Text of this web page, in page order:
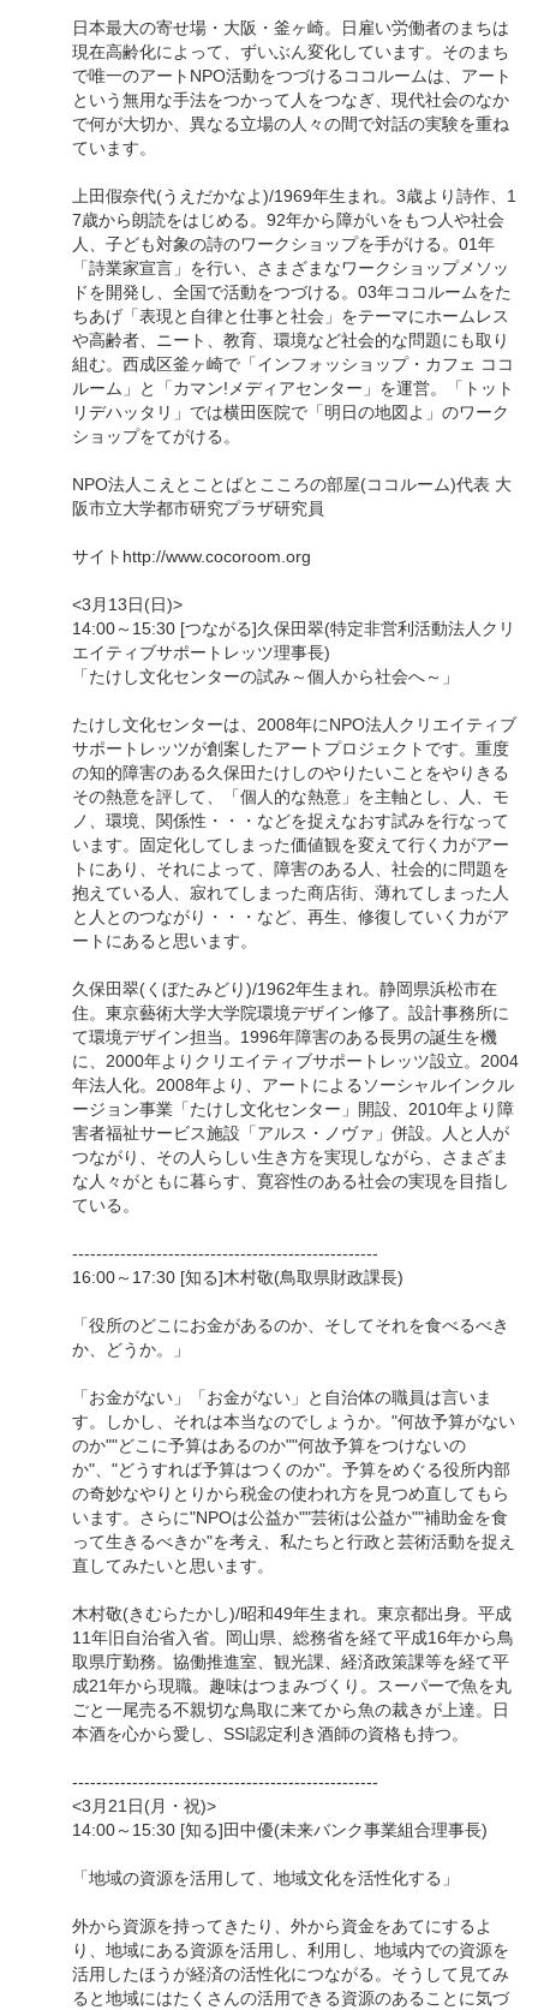
日本最大の寄せ場・大阪・釜ヶ崎。日雇い労働者のまちは
現在高齢化によって、ずいぶん変化しています。そのまち
で唯一のアートNPO活動をつづけるココルームは、アート
という無用な手法をつかって人をつなぎ、現代社会のなか
で何が大切か、異なる立場の人々の間で対話の実験を重ね
ています。
上田假奈代(うえだかなよ)/1969年生まれ。3歳より詩作、1
7歳から朗読をはじめる。92年から障がいをもつ人や社会
人、子ども対象の詩のワークショップを手がける。01年
「詩業家宣言」を行い、さまざまなワークショップメソッ
ドを開発し、全国で活動をつづける。03年ココルームをた
ちあげ「表現と自律と仕事と社会」をテーマにホームレス
や高齢者、ニート、教育、環境など社会的な問題にも取り
組む。西成区釜ヶ崎で「インフォッショップ・カフェ ココ
ルーム」と「カマン!メディアセンター」を運営。「トット
リデハッタリ」では横田医院で「明日の地図よ」のワーク
ショップをてがける。
NPO法人こえとことばとこころの部屋(ココルーム)代表 大
阪市立大学都市研究プラザ研究員
サイトhttp://www.cocoroom.org
<3月13日(日)>
14:00～15:30 [つながる]久保田翠(特定非営利活動法人クリ
エイティブサポートレッツ理事長)
「たけし文化センターの試み～個人から社会へ～」
たけし文化センターは、2008年にNPO法人クリエイティブ
サポートレッツが創案したアートプロジェクトです。重度
の知的障害のある久保田たけしのやりたいことをやりきる
その熱意を評して、「個人的な熱意」を主軸とし、人、モ
ノ、環境、関係性・・・などを捉えなおす試みを行なって
います。固定化してしまった価値観を変えて行く力がアー
トにあり、それによって、障害のある人、社会的に問題を
抱えている人、寂れてしまった商店街、薄れてしまった人
と人とのつながり・・・など、再生、修復していく力がア
ートにあると思います。
久保田翠(くぼたみどり)/1962年生まれ。静岡県浜松市在
住。東京藝術大学大学院環境デザイン修了。設計事務所に
て環境デザイン担当。1996年障害のある長男の誕生を機
に、2000年よりクリエイティブサポートレッツ設立。2004
年法人化。2008年より、アートによるソーシャルインクル
ージョン事業「たけし文化センター」開設、2010年より障
害者福祉サービス施設「アルス・ノヴァ」併設。人と人が
つながり、その人らしい生き方を実現しながら、さまざま
な人々がともに暮らす、寛容性のある社会の実現を目指し
ている。
---------------------------------------------------
16:00～17:30 [知る]木村敬(鳥取県財政課長)
「役所のどこにお金があるのか、そしてそれを食べるべき
か、どうか。」
「お金がない」「お金がない」と自治体の職員は言いま
す。しかし、それは本当なのでしょうか。"何故予算がない
のか""どこに予算はあるのか""何故予算をつけないの
か"、"どうすれば予算はつくのか"。予算をめぐる役所内部
の奇妙なやりとりから税金の使われ方を見つめ直してもら
います。さらに"NPOは公益か""芸術は公益か""補助金を食
って生きるべきか"を考え、私たちと行政と芸術活動を捉え
直してみたいと思います。
木村敬(きむらたかし)/昭和49年生まれ。東京都出身。平成
11年旧自治省入省。岡山県、総務省を経て平成16年から鳥
取県庁勤務。協働推進室、観光課、経済政策課等を経て平
成21年から現職。趣味はつまみづくり。スーパーで魚を丸
ごと一尾売る不親切な鳥取に来てから魚の裁きが上達。日
本酒を心から愛し、SSI認定利き酒師の資格も持つ。
---------------------------------------------------
<3月21日(月・祝)>
14:00～15:30 [知る]田中優(未来バンク事業組合理事長)
「地域の資源を活用して、地域文化を活性化する」
外から資源を持ってきたり、外から資金をあてにするよ
り、地域にある資源を活用し、利用し、地域内での資源を
活用したほうが経済の活性化につながる。そうして見てみ
ると地域にはたくさんの活用できる資源のあることに気づ